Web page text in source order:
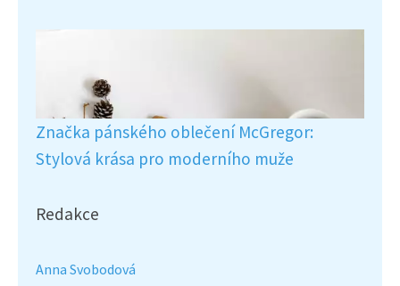
Značka pánského oblečení McGregor:
Stylová krása pro moderního muže
Redakce
Anna Svobodová